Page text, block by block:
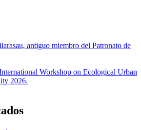
antiguo miembro del Patronato de
Workshop on Ecological Urban
2026.